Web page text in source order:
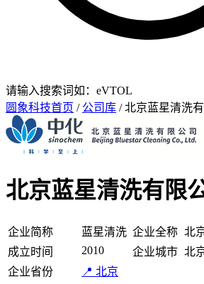
请输入搜索词如：eVTOL
圆象科技首页 / 公司库 / 北京蓝星清洗
北京蓝星清洗有限
企业简称 蓝星清洗 企业全称 北
成立时间
2010 企业城市 北
企业省份
📍 北京